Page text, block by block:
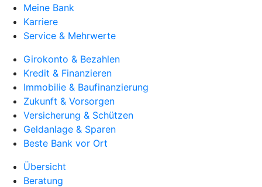
Meine Bank
Karriere
Service & Mehrwerte
Girokonto & Bezahlen
Kredit & Finanzieren
Immobilie & Baufinanzierung
Zukunft & Vorsorgen
Versicherung & Schützen
Geldanlage & Sparen
Beste Bank vor Ort
Übersicht
Beratung